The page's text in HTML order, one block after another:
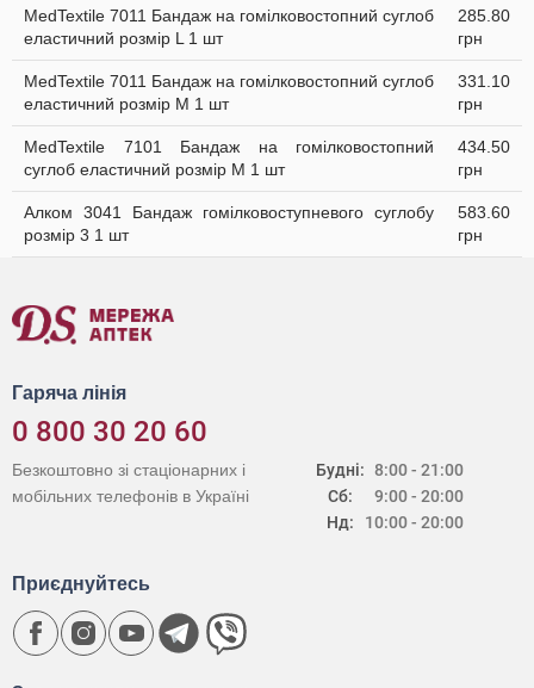
MedTextile 7011 Бандаж на гомілковостопний суглоб
еластичний розмір L 1 шт
285.80
грн
MedTextile 7011 Бандаж на гомілковостопний суглоб
еластичний розмір M 1 шт
331.10
грн
MedTextile 7101 Бандаж на гомілковостопний
суглоб еластичний розмір M 1 шт
434.50
грн
Алком 3041 Бандаж гомілковоступневого суглобу
розмір 3 1 шт
583.60
грн
Гаряча лінія
0 800 30 20 60
Будні:
Сб:
Нд:
8:00 - 21:00
9:00 - 20:00
10:00 - 20:00
Безкоштовно зі стаціонарних і
мобільних телефонів в Україні
Приєднуйтесь